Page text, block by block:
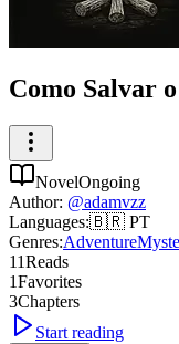
Como Salvar
NovelOngoing
Author: @adamvzz
Languages:🇧🇷 PT
Genres:Adventure
11Reads
1Favorites
3Chapters
Start reading